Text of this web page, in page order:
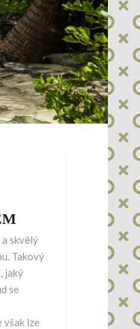
skvělý
Takový
jaký
se
však lze